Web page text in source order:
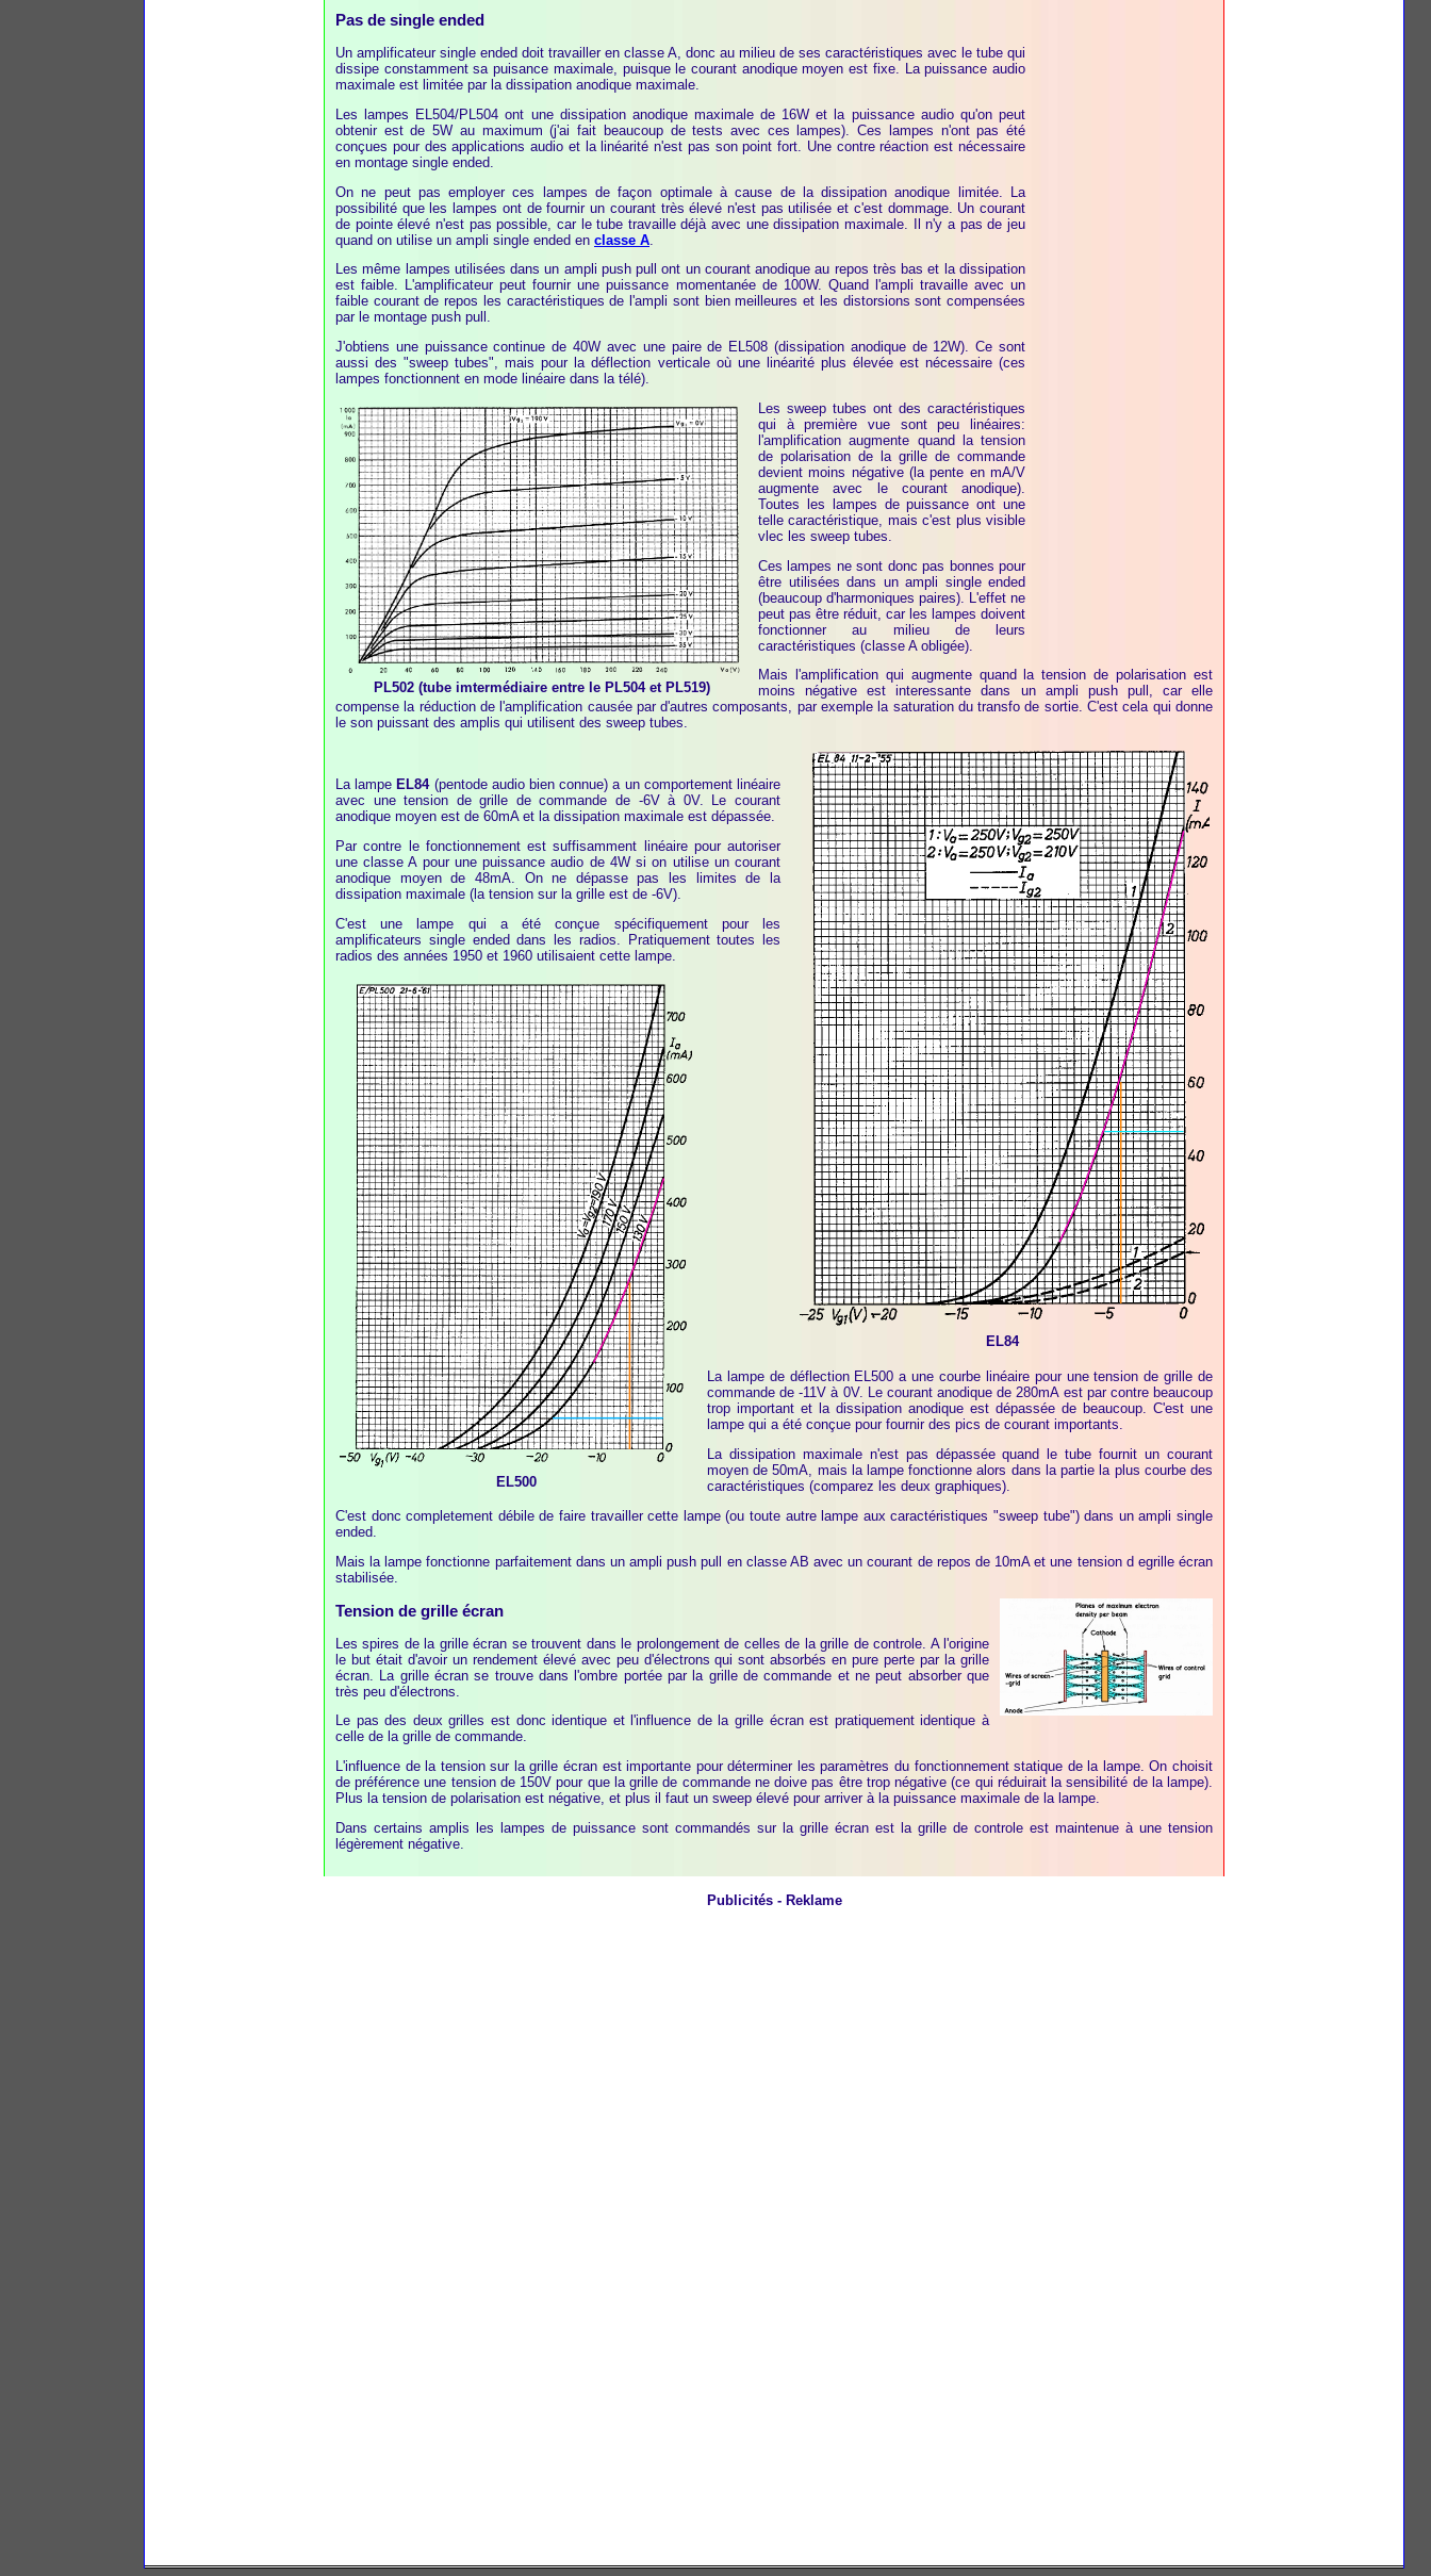
Pas de single ended
Un amplificateur single ended doit travailler en classe A, donc au milieu de ses caractéristiques avec le tube qui
dissipe constamment sa puisance maximale, puisque le courant anodique moyen est fixe. La puissance audio
maximale est limitée par la dissipation anodique maximale.
Les lampes EL504/PL504 ont une dissipation anodique maximale de 16W et la puissance audio qu'on peut
obtenir est de 5W au maximum (j'ai fait beaucoup de tests avec ces lampes). Ces lampes n'ont pas été
conçues pour des applications audio et la linéarité n'est pas son point fort. Une contre réaction est nécessaire
en montage single ended.
On ne peut pas employer ces lampes de façon optimale à cause de la dissipation anodique limitée. La
possibilité que les lampes ont de fournir un courant très élevé n'est pas utilisée et c'est dommage. Un courant
de pointe élevé n'est pas possible, car le tube travaille déjà avec une dissipation maximale. Il n'y a pas de jeu
quand on utilise un ampli single ended en classe A
Les même lampes utilisées dans un ampli push pull ont un courant anodique au repos très bas et la dissipation
est faible. L'amplificateur peut fournir une puissance momentanée de 100W. Quand l'ampli travaille avec un
faible courant de repos les caractéristiques de l'ampli sont bien meilleures et les distorsions sont compensées
par le montage push pull.
J'obtiens une puissance continue de 40W avec une paire de EL508 (dissipation anodique de 12W). Ce sont
aussi des "sweep tubes", mais pour la déflection verticale où une linéarité plus élevée est nécessaire (ces
lampes fonctionnent en mode linéaire dans la télé).
PL502 (tube imtermédiaire entre le PL504 et PL519)
Les sweep tubes ont des caractéristiques
qui à première vue sont peu linéaires:
l'amplification augmente quand la tension
de polarisation de la grille de commande
devient moins négative (la pente en mA/V
augmente avec le courant anodique).
Toutes les lampes de puissance ont une
telle caractéristique, mais c'est plus visible
vlec les sweep tubes.
Ces lampes ne sont donc pas bonnes pour
être utilisées dans un ampli single ended
(beaucoup d'harmoniques paires). L'effet ne
peut pas être réduit, car les lampes doivent
fonctionner au milieu de leurs
caractéristiques (classe A obligée).
Mais l'amplification qui augmente quand la tension de polarisation est
moins négative est interessante dans un ampli push pull, car elle
compense la réduction de l'amplification causée par d'autres composants, par exemple la saturation du transfo de sortie. C'est cela qui donne
le son puissant des amplis qui utilisent des sweep tubes.
EL84
La lampe EL84(pentode audio bien connue) a un comportement linéaire
avec une tension de grille de commande de -6V à 0V. Le courant
anodique moyen est de 60mA et la dissipation maximale est dépassée.
Par contre le fonctionnement est suffisamment linéaire pour autoriser
une classe A pour une puissance audio de 4W si on utilise un courant
anodique moyen de 48mA. On ne dépasse pas les limites de la
dissipation maximale (la tension sur la grille est de -6V).
C'est une lampe qui a été conçue spécifiquement pour les
amplificateurs single ended dans les radios. Pratiquement toutes les
radios des années 1950 et 1960 utilisaient cette lampe.
EL500
La lampe de déflection EL500 a une courbe linéaire pour une tension de grille de
commande de -11V à 0V. Le courant anodique de 280mA est par contre beaucoup
trop important et la dissipation anodique est dépassée de beaucoup. C'est une
lampe qui a été conçue pour fournir des pics de courant importants.
La dissipation maximale n'est pas dépassée quand le tube fournit un courant
moyen de 50mA, mais la lampe fonctionne alors dans la partie la plus courbe des
caractéristiques (comparez les deux graphiques).
C'est donc completement débile de faire travailler cette lampe (ou toute autre lampe aux caractéristiques "sweep tube") dans un ampli single
ended.
Mais la lampe fonctionne parfaitement dans un ampli push pull en classe AB avec un courant de repos de 10mA et une tension d egrille écran
stabilisée.
Tension de grille écran
Les spires de la grille écran se trouvent dans le prolongement de celles de la grille de controle. A l'origine
le but était d'avoir un rendement élevé avec peu d'électrons qui sont absorbés en pure perte par la grille
écran. La grille écran se trouve dans l'ombre portée par la grille de commande et ne peut absorber que
très peu d'électrons.
Le pas des deux grilles est donc identique et l'influence de la grille écran est pratiquement identique à
celle de la grille de commande.
L'influence de la tension sur la grille écran est importante pour déterminer les paramètres du fonctionnement statique de la lampe. On choisit
de préférence une tension de 150V pour que la grille de commande ne doive pas être trop négative (ce qui réduirait la sensibilité de la lampe).
Plus la tension de polarisation est négative, et plus il faut un sweep élevé pour arriver à la puissance maximale de la lampe.
Dans certains amplis les lampes de puissance sont commandés sur la grille écran est la grille de controle est maintenue à une tension
légèrement négative.
Publicités - Reklame